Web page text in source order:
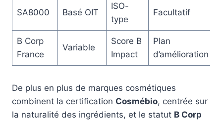
SA8000 Basé OIT
ISO-
type
Facultatif
B Corp
France
Variable
Score B
Impact
Plan
d’amélioration
De plus en plus de marques cosmétiques
combinent la certification Cosmébio, centrée sur
la naturalité des ingrédients, et le statut B Corp